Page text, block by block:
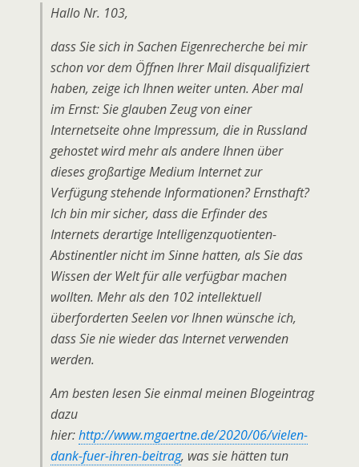
Hallo Nr. 103,
dass Sie sich in Sachen Eigenrecherche bei mir
schon vor dem Öffnen Ihrer Mail disqualifiziert
haben, zeige ich Ihnen weiter unten. Aber mal
im Ernst: Sie glauben Zeug von einer
Internetseite ohne Impressum, die in Russland
gehostet wird mehr als andere Ihnen über
dieses großartige Medium Internet zur
Verfügung stehende Informationen? Ernsthaft?
Ich bin mir sicher, dass die Erfinder des
Internets derartige Intelligenzquotienten-
Abstinentler nicht im Sinne hatten, als Sie das
Wissen der Welt für alle verfügbar machen
wollten. Mehr als den 102 intellektuell
überforderten Seelen vor Ihnen wünsche ich,
dass Sie nie wieder das Internet verwenden
werden.
Am besten lesen Sie einmal meinen Blogeintrag
dazu
hier:http://www.mgaertne.de/2020/06/vielen-
dank-fuer-ihren-beitrag, was sie hätten tun